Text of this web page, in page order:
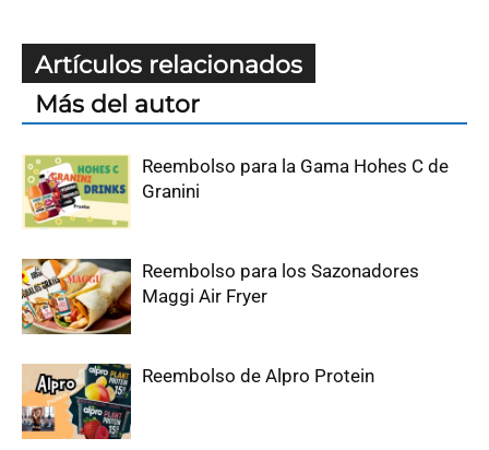
Artículos relacionados
Más del autor
Reembolso para la Gama Hohes C de
Granini
Reembolso para los Sazonadores
Maggi Air Fryer
Reembolso de Alpro Protein